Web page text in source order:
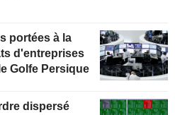
portées à la
d'entreprises
Golfe Persique
dispersé